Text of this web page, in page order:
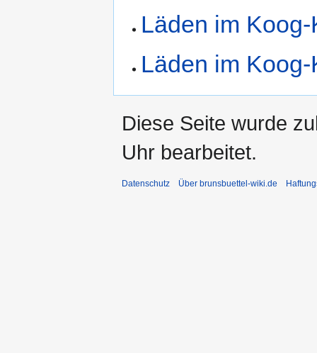
Läden im
Läden im
Diese Seite wurde
Uhr bearbeitet.
Datenschutz Über brunsbuettel-wiki.de